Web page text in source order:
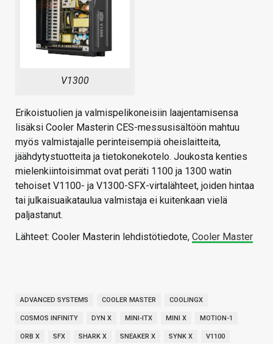
V1300
Erikoistuolien ja valmispelikoneisiin laajentamisensa
lisäksi Cooler Masterin CES-messusisältöön mahtuu
myös valmistajalle perinteisempiä oheislaitteita,
jäähdytystuotteita ja tietokonekotelo. Joukosta kenties
mielenkiintoisimmat ovat peräti 1100 ja 1300 watin
tehoiset V1100- ja V1300-SFX-virtalähteet, joiden hintaa
tai julkaisuaikataulua valmistaja ei kuitenkaan vielä
paljastanut.
Lähteet: Cooler Masterin lehdistötiedote, Cooler Master
ADVANCED SYSTEMS COOLER MASTER COOLINGX
COSMOS INFINITY DYN X MINI-ITX MINI X MOTION-1
ORB X SFX SHARK X SNEAKER X SYNK X V1100